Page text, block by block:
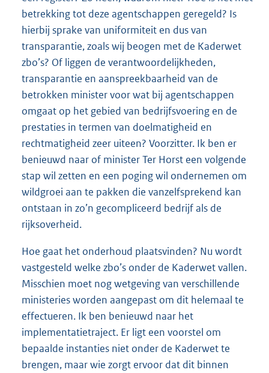
betrekking tot deze agentschappen geregeld? Is
hierbij sprake van uniformiteit en dus van
transparantie, zoals wij beogen met de Kaderwet
zbo’s? Of liggen de verantwoordelijkheden,
transparantie en aanspreekbaarheid van de
betrokken minister voor wat bij agentschappen
omgaat op het gebied van bedrijfsvoering en de
prestaties in termen van doelmatigheid en
rechtmatigheid zeer uiteen? Voorzitter. Ik ben er
benieuwd naar of minister Ter Horst een volgende
stap wil zetten en een poging wil ondernemen om
wildgroei aan te pakken die vanzelfsprekend kan
ontstaan in zo’n gecompliceerd bedrijf als de
rijksoverheid.
Hoe gaat het onderhoud plaatsvinden? Nu wordt
vastgesteld welke zbo’s onder de Kaderwet vallen.
Misschien moet nog wetgeving van verschillende
ministeries worden aangepast om dit helemaal te
effectueren. Ik ben benieuwd naar het
implementatietraject. Er ligt een voorstel om
bepaalde instanties niet onder de Kaderwet te
brengen, maar wie zorgt ervoor dat dit binnen